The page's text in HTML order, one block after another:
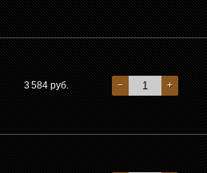
3 584 руб. − +